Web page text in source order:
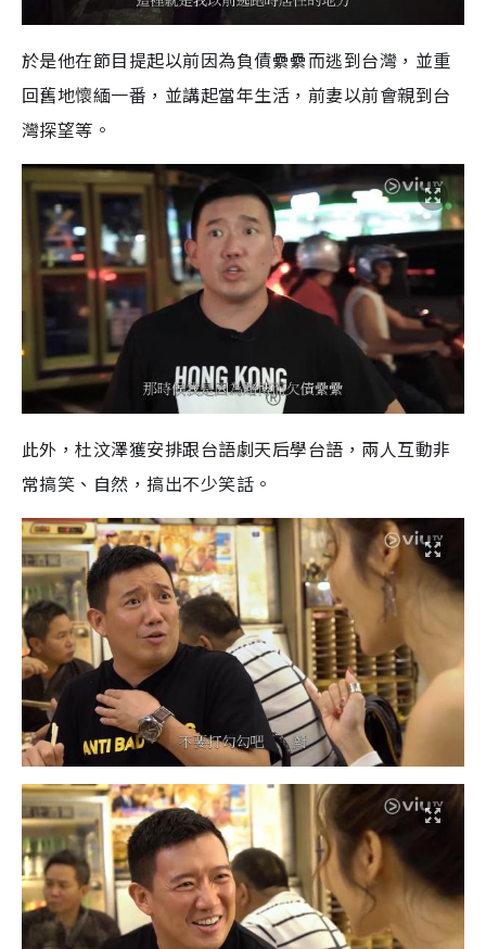
於是他在節目提起以前因為負債纍纍而逃到台灣，並重
回舊地懷緬一番，並講起當年生活，前妻以前會親到台
灣探望等。
此外，杜汶澤獲安排跟台語劇天后學台語，兩人互動非
常搞笑、自然，搞出不少笑話。